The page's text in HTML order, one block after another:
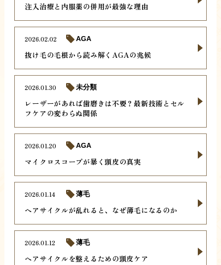
注入治療と内服薬の併用が最強な理由
抜け毛の毛根から読み解くAGAの兆候
2026.02.02 AGA
レーザーがあれば歯磨きは不要？最新技術とセル
フケアの変わらぬ関係
2026.01.30 未分類
マイクロスコープが暴く頭皮の真実
2026.01.20 AGA
ヘアサイクルが乱れると、なぜ薄毛になるのか
2026.01.14 薄毛
ヘアサイクルを整えるための頭皮ケア
2026.01.12 薄毛